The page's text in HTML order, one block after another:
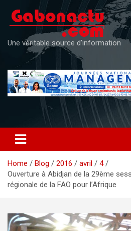
content
Une véritable source d'information
Home Blog 2016 avril
4
Ouverture à Abidjan de la 29ème
régionale de la FAO pour l’Afrique